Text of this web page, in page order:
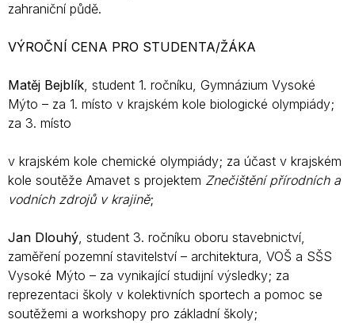
zahraniční půdě.
VÝROČNÍ CENA PRO STUDENTA/ŽÁKA
Matěj Bejblík, student 1. ročníku, Gymnázium Vysoké
Mýto – za 1. místo v krajském kole biologické olympiády;
za 3. místo
v krajském kole chemické olympiády; za účast v krajském
kole soutěže Amavet s projektem Znečištění přírodních a
vodních zdrojů v krajině;
Jan Dlouhý, student 3. ročníku oboru stavebnictví,
zaměření pozemní stavitelství – architektura, VOŠ a SŠS
Vysoké Mýto – za vynikající studijní výsledky; za
reprezentaci školy v kolektivních sportech a pomoc se
soutěžemi a workshopy pro základní školy;